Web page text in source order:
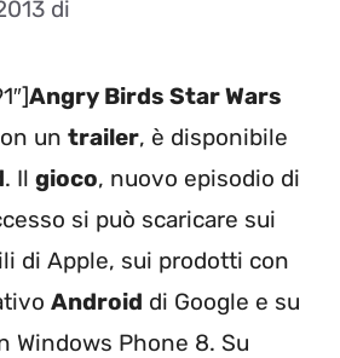
di
Angry Birds Star Wars
un trailer, è disponibile
. Il gioco, nuovo episodio di
si può scaricare sui
di Apple, sui prodotti con
Android di Google e su
Windows Phone 8. Su